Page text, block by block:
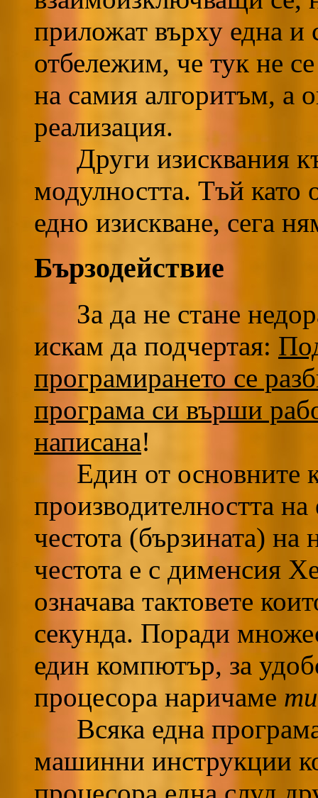
приложат върху една и
отбележим, че тук не
на самия алгоритъм, а
реализация.
Други изисквания
модулността. Тъй като
едно изискване, сега
Бързодействие
За да не стане
искам да подчертая:
програмирането се
програма си върши
написана!
Един от основните
производителността
честота (бързината) на
честота е с дименсия
означава тактовете
секунда. Поради
един компютър, за
процесора наричаме
Всяка една програма
машинни инструкции